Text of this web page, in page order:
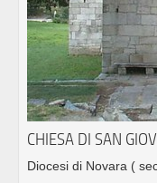
CHIESA DI SAN
Diocesi di Novara (